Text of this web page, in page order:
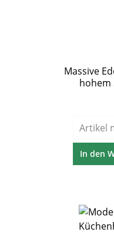
Massive
hohem
Regulärer
Artikel
In den